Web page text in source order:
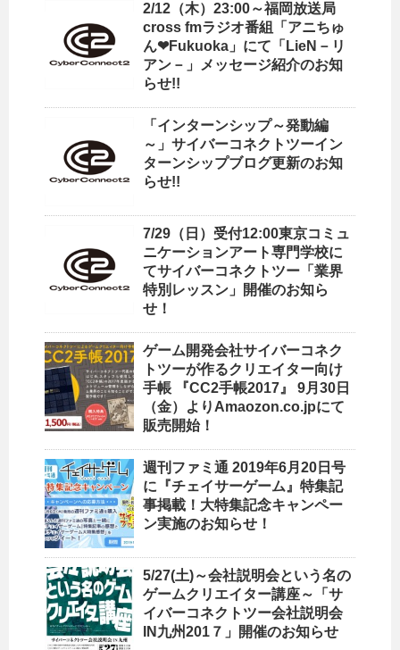
2/12（木）23:00～福岡放送局
cross fmラジオ番組「アニちゅ
ん❤Fukuoka」にて「LieN－リ
アン－」メッセージ紹介のお知
らせ!!
「インターンシップ～発動編
～」サイバーコネクトツーイン
ターンシップブログ更新のお知
らせ!!
7/29（日）受付12:00東京コミュ
ニケーションアート専門学校に
てサイバーコネクトツー「業界
特別レッスン」開催のお知ら
せ！
ゲーム開発会社サイバーコネク
トツーが作るクリエイター向け
手帳 『CC2手帳2017』 9月30日
（金）よりAmaozon.co.jpにて
販売開始！
週刊ファミ通 2019年6月20日号
に『チェイサーゲーム』特集記
事掲載！大特集記念キャンペー
ン実施のお知らせ！
5/27(土)～会社説明会という名の
ゲームクリエイター講座～「サ
イバーコネクトツー会社説明会
IN九州201７」開催のお知らせ